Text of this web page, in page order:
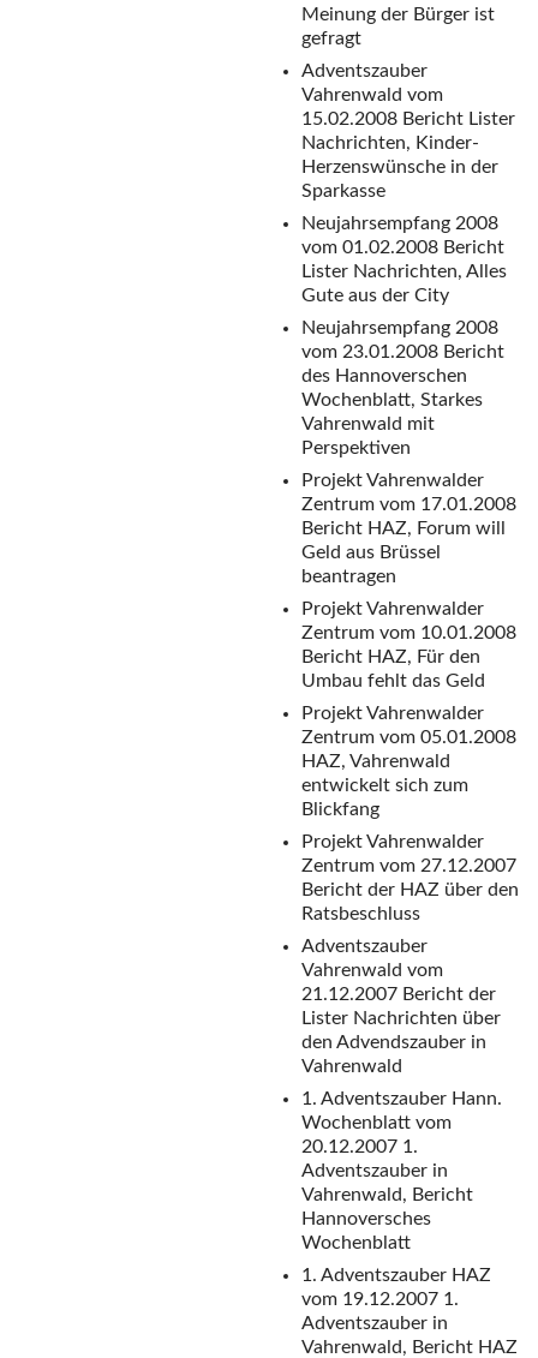
Meinung der Bürger ist
gefragt
Adventszauber
Vahrenwald vom
15.02.2008 Bericht Lister
Nachrichten, Kinder-
Herzenswünsche in der
Sparkasse
Neujahrsempfang 2008
vom 01.02.2008 Bericht
Lister Nachrichten, Alles
Gute aus der City
Neujahrsempfang 2008
vom 23.01.2008 Bericht
des Hannoverschen
Wochenblatt, Starkes
Vahrenwald mit
Perspektiven
Projekt Vahrenwalder
Zentrum vom 17.01.2008
Bericht HAZ, Forum will
Geld aus Brüssel
beantragen
Projekt Vahrenwalder
Zentrum vom 10.01.2008
Bericht HAZ, Für den
Umbau fehlt das Geld
Projekt Vahrenwalder
Zentrum vom 05.01.2008
HAZ, Vahrenwald
entwickelt sich zum
Blickfang
Projekt Vahrenwalder
Zentrum vom 27.12.2007
Bericht der HAZ über den
Ratsbeschluss
Adventszauber
Vahrenwald vom
21.12.2007 Bericht der
Lister Nachrichten über
den Advendszauber in
Vahrenwald
1. Adventszauber Hann.
Wochenblatt vom
20.12.2007 1.
Adventszauber in
Vahrenwald, Bericht
Hannoversches
Wochenblatt
1. Adventszauber HAZ
vom 19.12.2007 1.
Adventszauber in
Vahrenwald, Bericht HAZ